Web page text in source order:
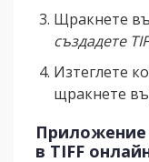
Щракнете
създадете
Изтеглете
щракнете
Приложение
в TIFF